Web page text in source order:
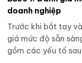
doanh nghiệp
Trước khi bắt tay
giá mức độ sẵn
gồm các yếu tố